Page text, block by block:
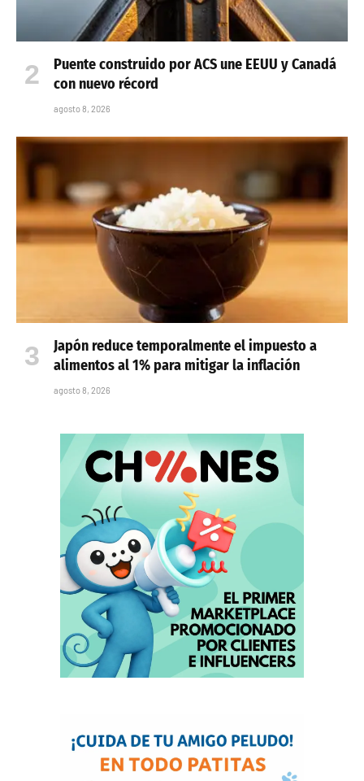
Puente construido por ACS une EEUU y Canadá
con nuevo récord
agosto 8, 2026
Japón reduce temporalmente el impuesto a
alimentos al 1% para mitigar la inflación
agosto 8, 2026